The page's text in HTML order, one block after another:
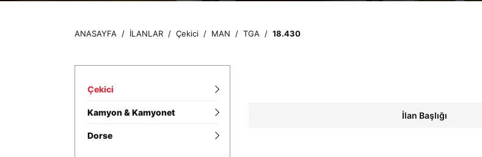
ANASAYFA / İLANLAR / Çekici / MAN / TGA / 18.430
Çekici
Kamyon & Kamyonet
Dorse
İlan Başlığı